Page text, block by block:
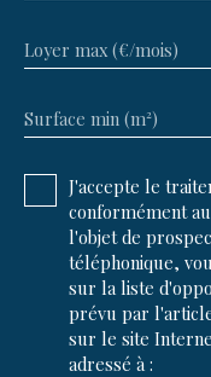
Loyer max (€/mois)
Surface min (m²)
J'accepte le
conformément
l'objet de
téléphonique,
sur la liste
prévu par
sur le site
adressé à :